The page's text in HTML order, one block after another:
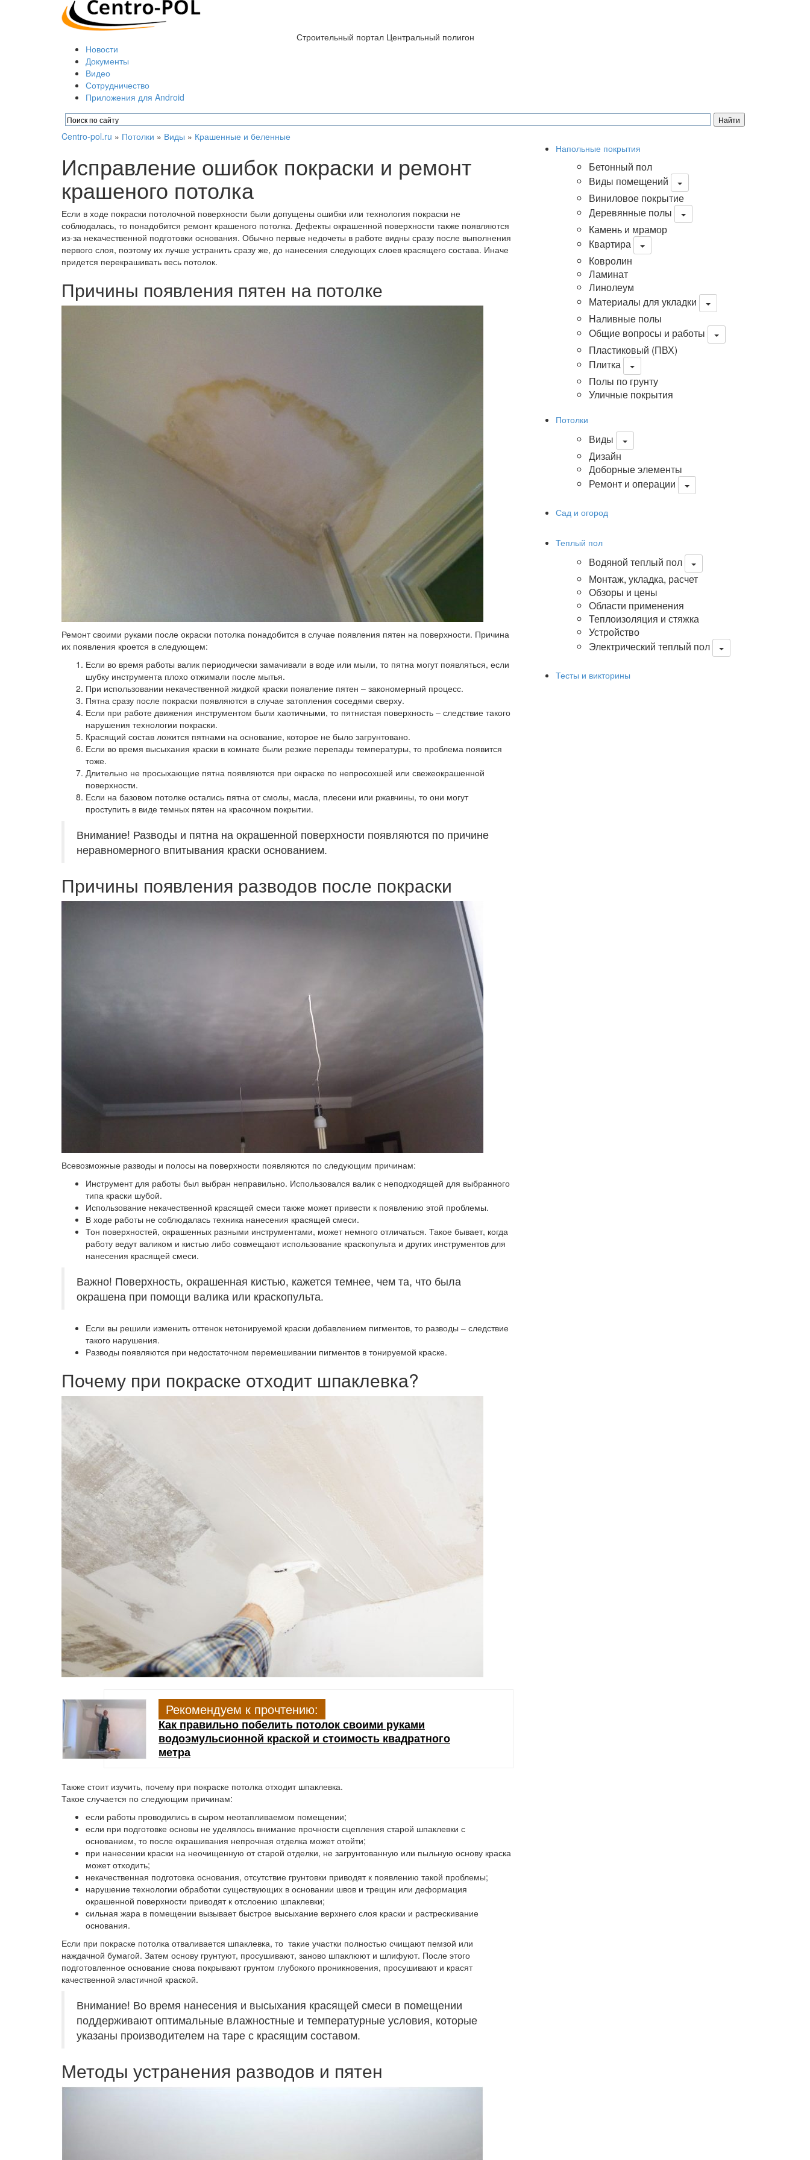
Строительный портал Центральный полигон
Новости
Документы
Видео
Сотрудничество
Приложения для Android
Centro-pol.ru » Потолки » Виды » Крашенные и беленные
Исправление ошибок покраски и ремонт
крашеного потолка
Если в ходе покраски потолочной поверхности были допущены ошибки или технология покраски не
соблюдалась, то понадобится ремонт крашеного потолка. Дефекты окрашенной поверхности также появляются
из-за некачественной подготовки основания. Обычно первые недочеты в работе видны сразу после выполнения
первого слоя, поэтому их лучше устранить сразу же, до нанесения следующих слоев красящего состава. Иначе
придется перекрашивать весь потолок.
Причины появления пятен на потолке
Ремонт своими руками после окраски потолка понадобится в случае появления пятен на поверхности. Причина
их появления кроется в следующем:
Если во время работы валик периодически замачивали в воде или мыли, то пятна могут появляться, если
шубку инструмента плохо отжимали после мытья.
При использовании некачественной жидкой краски появление пятен – закономерный процесс.
Пятна сразу после покраски появляются в случае затопления соседями сверху.
Если при работе движения инструментом были хаотичными, то пятнистая поверхность – следствие такого
нарушения технологии покраски.
Красящий состав ложится пятнами на основание, которое не было загрунтовано.
Если во время высыхания краски в комнате были резкие перепады температуры, то проблема появится
тоже.
Длительно не просыхающие пятна появляются при окраске по непросохшей или свежеокрашенной
поверхности.
Если на базовом потолке остались пятна от смолы, масла, плесени или ржавчины, то они могут
проступить в виде темных пятен на красочном покрытии.
Внимание! Разводы и пятна на окрашенной поверхности появляются по причине
неравномерного впитывания краски основанием.
Причины появления разводов после покраски
Всевозможные разводы и полосы на поверхности появляются по следующим причинам:
Инструмент для работы был выбран неправильно. Использовался валик с неподходящей для выбранного
типа краски шубой.
Использование некачественной красящей смеси также может привести к появлению этой проблемы.
В ходе работы не соблюдалась техника нанесения красящей смеси.
Тон поверхностей, окрашенных разными инструментами, может немного отличаться. Такое бывает, когда
работу ведут валиком и кистью либо совмещают использование краскопульта и других инструментов для
нанесения красящей смеси.
Важно! Поверхность, окрашенная кистью, кажется темнее, чем та, что была
окрашена при помощи валика или краскопульта.
Если вы решили изменить оттенок нетонируемой краски добавлением пигментов, то разводы – следствие
такого нарушения.
Разводы появляются при недостаточном перемешивании пигментов в тонируемой краске.
Почему при покраске отходит шпаклевка?
Рекомендуем к прочтению:
Как правильно побелить потолок своими руками
водоэмульсионной краской и стоимость квадратного
метра
Также стоит изучить, почему при покраске потолка отходит шпаклевка.
Такое случается по следующим причинам:
если работы проводились в сыром неотапливаемом помещении;
если при подготовке основы не уделялось внимание прочности сцепления старой шпаклевки с
основанием, то после окрашивания непрочная отделка может отойти;
при нанесении краски на неочищенную от старой отделки, не загрунтованную или пыльную основу краска
может отходить;
некачественная подготовка основания, отсутствие грунтовки приводят к появлению такой проблемы;
нарушение технологии обработки существующих в основании швов и трещин или деформация
окрашенной поверхности приводят к отслоению шпаклевки;
сильная жара в помещении вызывает быстрое высыхание верхнего слоя краски и растрескивание
основания.
Если при покраске потолка отваливается шпаклевка, то такие участки полностью счищают пемзой или
наждачной бумагой. Затем основу грунтуют, просушивают, заново шпаклюют и шлифуют. После этого
подготовленное основание снова покрывают грунтом глубокого проникновения, просушивают и красят
качественной эластичной краской.
Внимание! Во время нанесения и высыхания красящей смеси в помещении
поддерживают оптимальные влажностные и температурные условия, которые
указаны производителем на таре с красящим составом.
Методы устранения разводов и пятен
Напольные покрытия
Бетонный пол
Виды помещений
Виниловое покрытие
Деревянные полы
Камень и мрамор
Квартира
Ковролин
Ламинат
Линолеум
Материалы для укладки
Наливные полы
Общие вопросы и работы
Пластиковый (ПВХ)
Плитка
Полы по грунту
Уличные покрытия
Потолки
Виды
Дизайн
Доборные элементы
Ремонт и операции
Сад и огород
Теплый пол
Водяной теплый пол
Монтаж, укладка, расчет
Обзоры и цены
Области применения
Теплоизоляция и стяжка
Устройство
Электрический теплый пол
Тесты и викторины